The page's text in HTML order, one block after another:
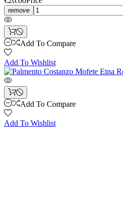
remove
Add To Compare
Add To Wishlist
Add To Compare
Add To Wishlist